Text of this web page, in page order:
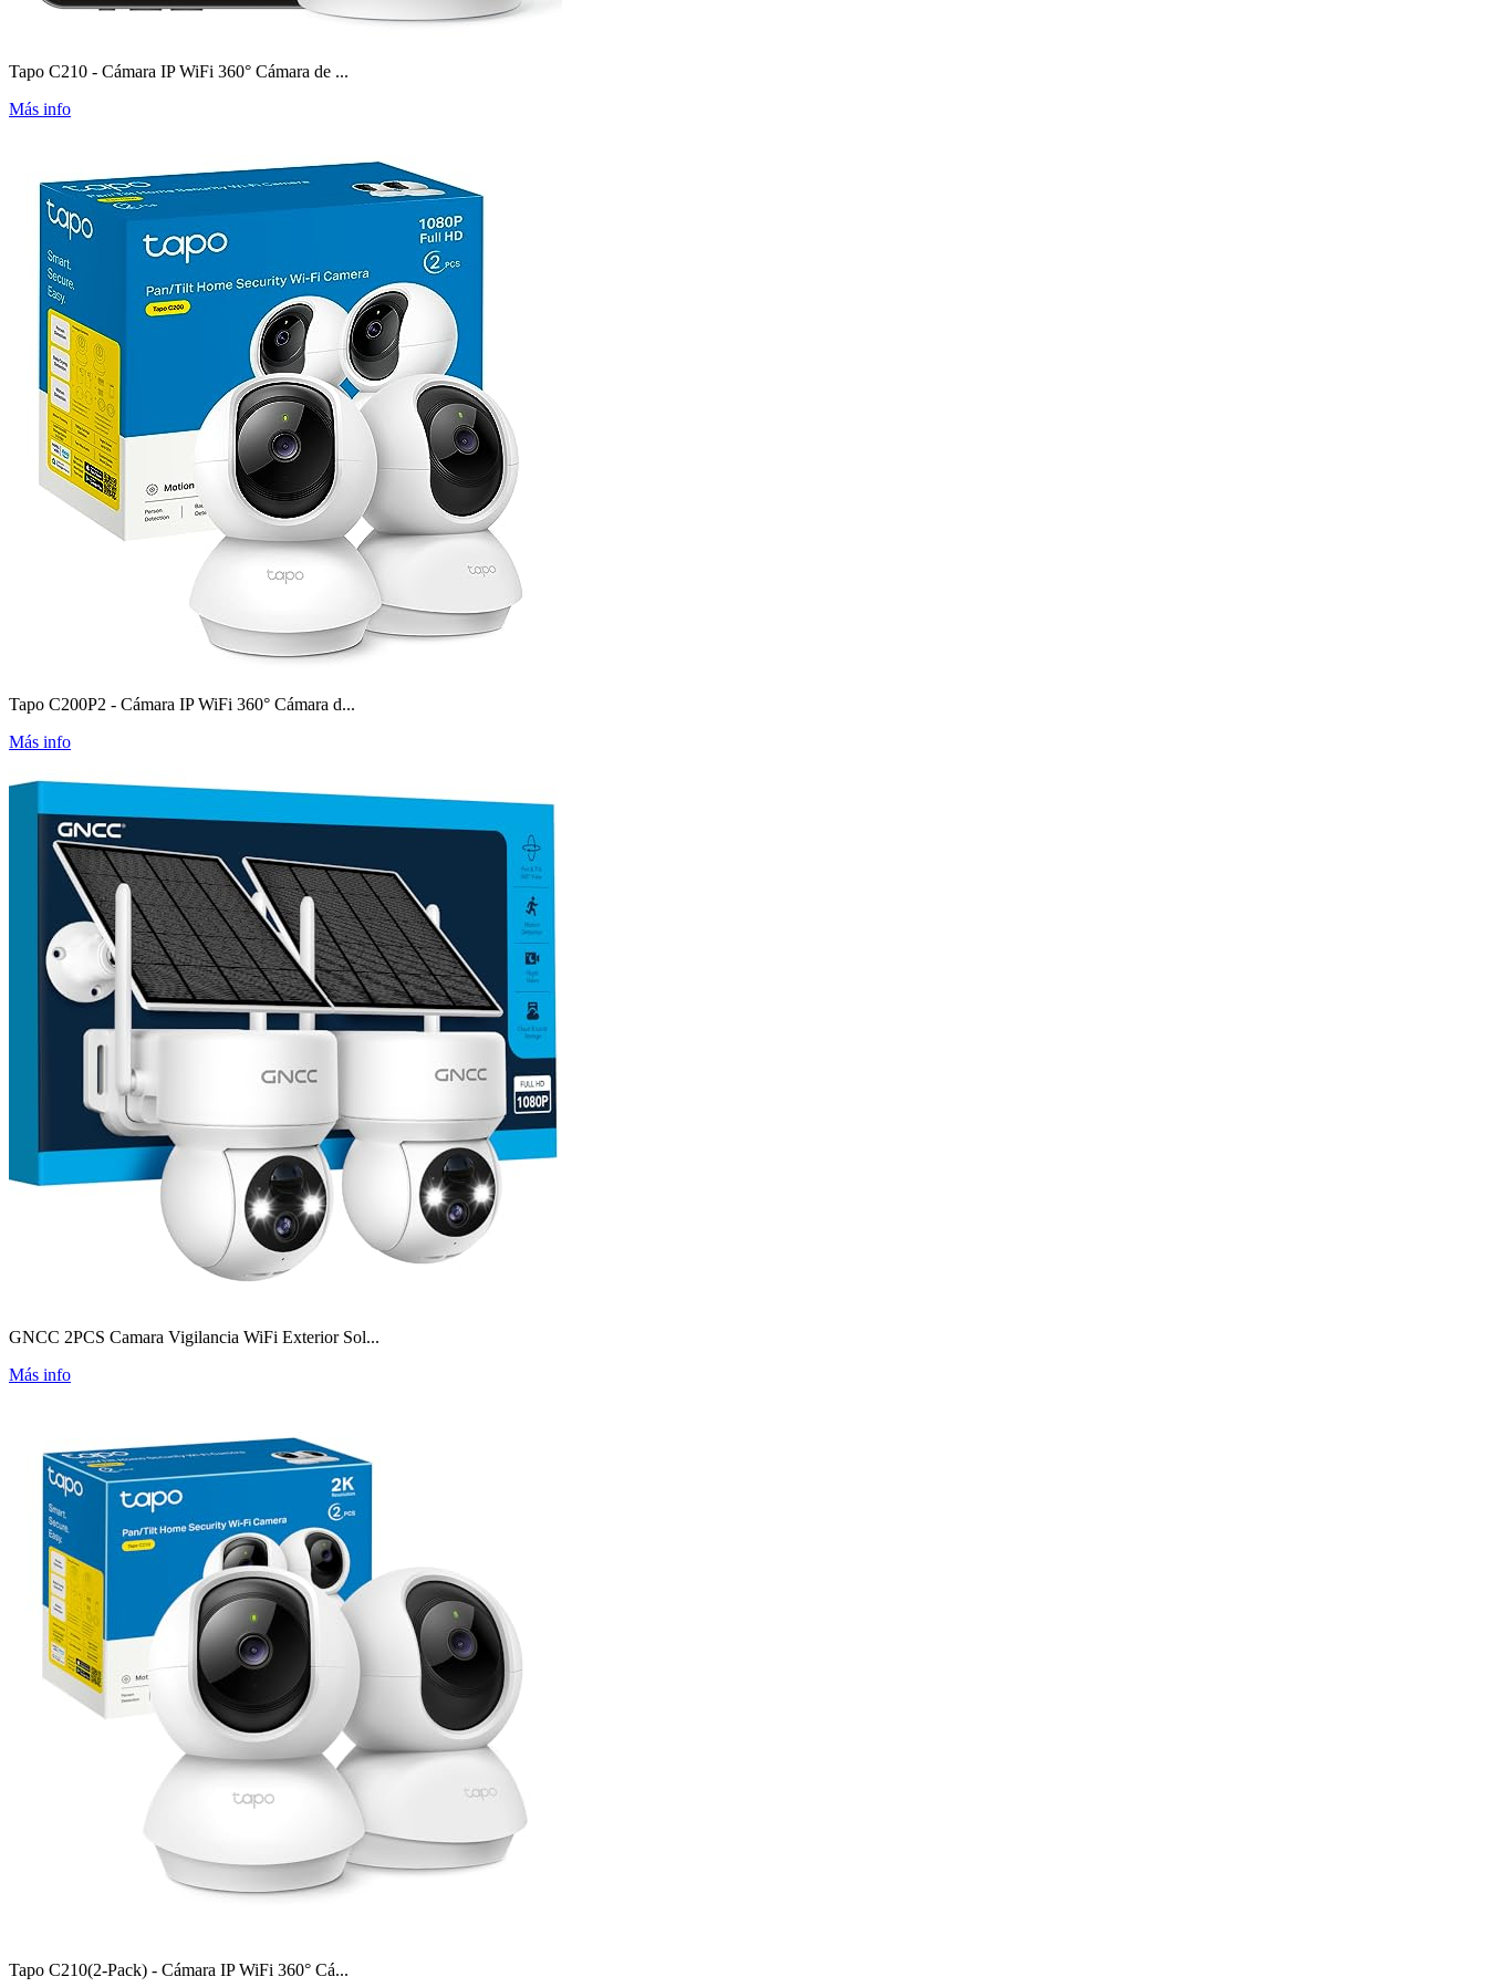
Tapo C210 - Cámara IP WiFi 360° Cámara de ...
Más info
Tapo C200P2 - Cámara IP WiFi 360° Cámara d...
Más info
GNCC 2PCS Camara Vigilancia WiFi Exterior Sol...
Más info
Tapo C210(2-Pack) - Cámara IP WiFi 360° Cá...